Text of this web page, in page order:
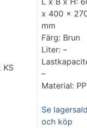
x 400 x
mm
Färg: Brun
Liter: –
–
Material: PP
Se
och köp